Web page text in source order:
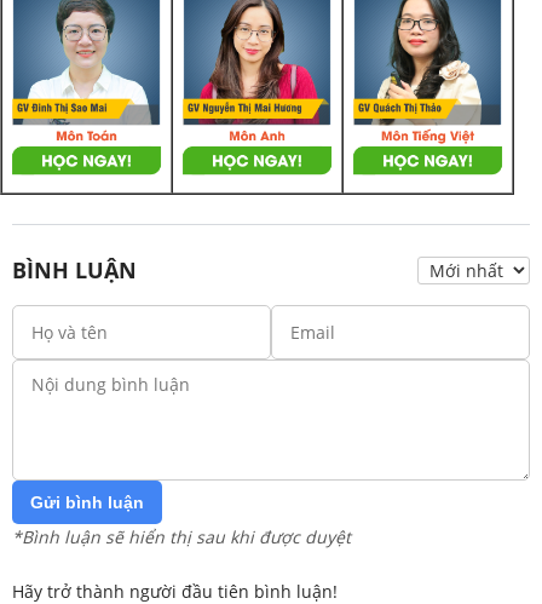
BÌNH LUẬN
Gửi bình luận
*Bình luận sẽ hiển thị sau khi được duyệt
Hãy trở thành người đầu tiên bình luận!